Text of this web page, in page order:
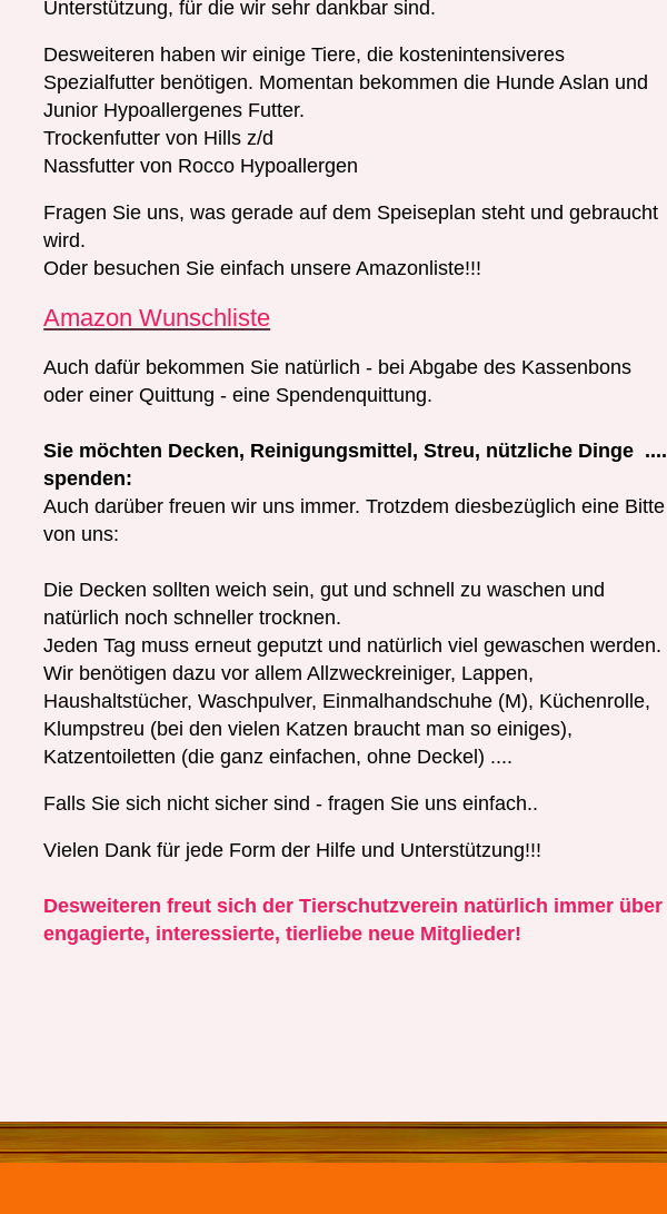
Unterstützung, für die wir sehr dankbar sind.
Desweiteren haben wir einige Tiere, die kostenintensiveres
Spezialfutter benötigen. Momentan bekommen die Hunde Aslan und
Junior Hypoallergenes Futter.
Trockenfutter von Hills z/d
Nassfutter von Rocco Hypoallergen
Fragen Sie uns, was gerade auf dem Speiseplan steht und gebraucht
wird.
Oder besuchen Sie einfach unsere Amazonliste!!!
Amazon Wunschliste
Auch dafür bekommen Sie natürlich - bei Abgabe des Kassenbons
oder einer Quittung - eine Spendenquittung.
Sie möchten Decken, Reinigungsmittel, Streu, nützliche Dinge ....
spenden:
Auch darüber freuen wir uns immer. Trotzdem diesbezüglich eine Bitte
von uns:
Die Decken sollten weich sein, gut und schnell zu waschen und
natürlich noch schneller trocknen.
Jeden Tag muss erneut geputzt und natürlich viel gewaschen werden.
Wir benötigen dazu vor allem Allzweckreiniger, Lappen,
Haushaltstücher, Waschpulver, Einmalhandschuhe (M), Küchenrolle,
Klumpstreu (bei den vielen Katzen braucht man so einiges),
Katzentoiletten (die ganz einfachen, ohne Deckel) ....
Falls Sie sich nicht sicher sind - fragen Sie uns einfach..
Vielen Dank für jede Form der Hilfe und Unterstützung!!!
Desweiteren freut sich der Tierschutzverein natürlich immer über
engagierte, interessierte, tierliebe neue Mitglieder!